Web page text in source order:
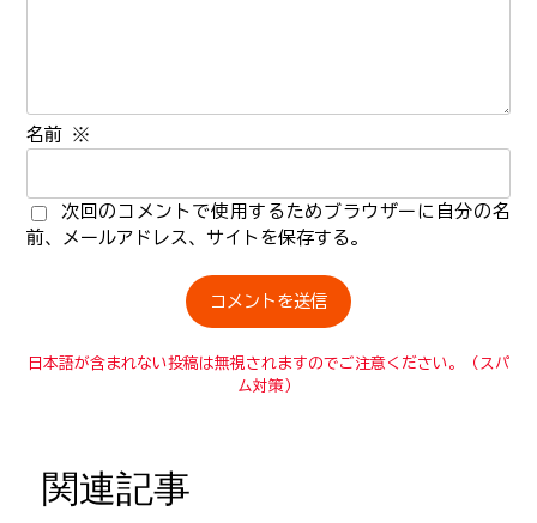
名前 ※
次回のコメントで使用するためブラウザーに自分の名
前、メールアドレス、サイトを保存する。
日本語が含まれない投稿は無視されますのでご注意ください。（スパ
ム対策）
関連記事